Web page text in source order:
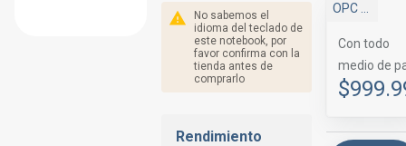
No sabemos el
idioma del teclado de
este notebook, por
favor confirma con la
tienda antes de
comprarlo
Rendimiento
OPC Store
Con todo
medio de